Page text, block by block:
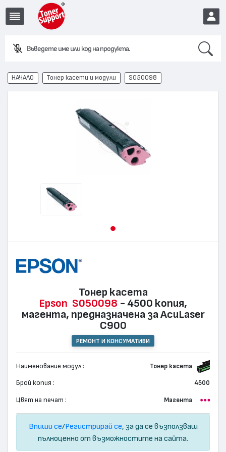
Въведете име или код на продукта.
EUR
НАЧАЛО Тонер касети и модули S050098
Тонер касета
Epson S050098 - 4500 копия,
магента, предназначена за AcuLaser
C900
РЕМОНТ И КОНСУМАТИВИ
Наименование модул : Тонер касета
Брой копия : 4500
Цвят на печат : Магента
Впиши се/Регистрирай се, за да се възползваш
пълноценно от възможностите на сайта.